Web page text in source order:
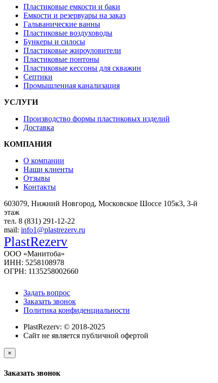
Пластиковые емкости и баки
Емкости и резервуары на заказ
Гальванические ванны
Пластиковые воздуховоды
Бункеры и силосы
Пластиковые жироуловители
Пластиковые понтоны
Пластиковые кессоны для скважин
Септики
Промышленная канализация
УСЛУГИ
Производство формы пластиковых изделий
Доставка
КОМПАНИЯ
О компании
Наши клиенты
Отзывы
Контакты
603079, Нижний Новгород, Московское Шоссе 105к3, 3-й
этаж
тел. 8 (831) 291-12-22
mail: info1@plastrezerv.ru
PlastRezerv
ООО «Манитоба»
ИНН: 5258108978
ОГРН: 1135258002660
Задать вопрос
Заказать звонок
Политика конфиденциальности
PlastRezerv: © 2018-2025
Cайт не является публичной офертой
×
Заказать звонок